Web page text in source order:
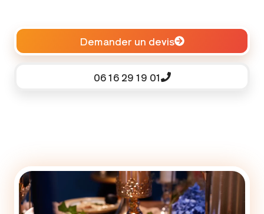
Demander un devis
06 16 29 19 01